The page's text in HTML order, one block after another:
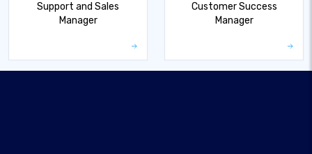
Support and Sales
Manager
Customer Success
Manager